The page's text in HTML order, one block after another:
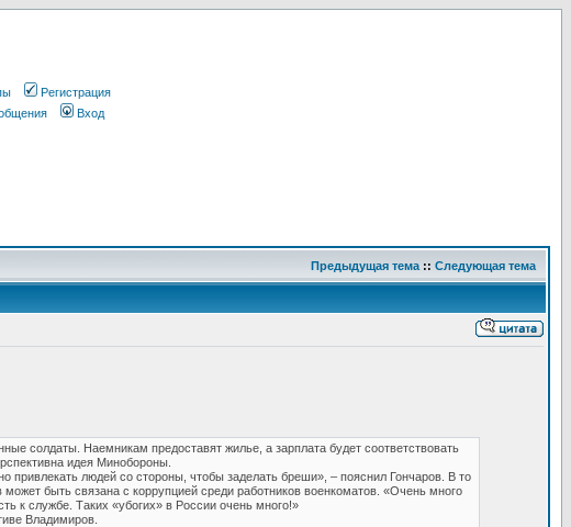
Регистрация
Вход
Предыдущая тема :: Следующая тема
солдаты. Наемникам предоставят жилье, а зарплата будет соответствовать
идея Минобороны.
привлекать людей со стороны, чтобы заделать бреши», – пояснил Гончаров. В то
быть связана с коррупцией среди работников военкоматов. «Очень много
к службе. Таких «убогих» в России очень много!»
Владимиров.